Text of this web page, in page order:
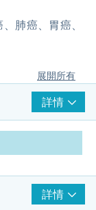
肺癌、胃癌、
展開所有
詳情
詳情